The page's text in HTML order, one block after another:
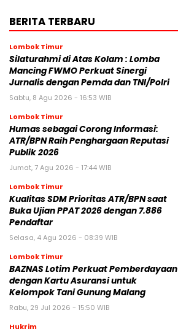
BERITA TERBARU
Lombok Timur
Silaturahmi di Atas Kolam : Lomba
Mancing FWMO Perkuat Sinergi
Jurnalis dengan Pemda dan TNI/Polri
Sabtu, 8 Agu 2026 - 16:53 WIB
Lombok Timur
Humas sebagai Corong Informasi:
ATR/BPN Raih Penghargaan Reputasi
Publik 2026
Jumat, 7 Agu 2026 - 17:44 WIB
Lombok Timur
Kualitas SDM Prioritas ATR/BPN saat
Buka Ujian PPAT 2026 dengan 7.886
Pendaftar
Selasa, 4 Agu 2026 - 08:39 WIB
Lombok Timur
BAZNAS Lotim Perkuat Pemberdayaan
dengan Kartu Asuransi untuk
Kelompok Tani Gunung Malang
Rabu, 29 Jul 2026 - 15:50 WIB
Hukrim